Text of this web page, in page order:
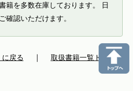
籍を多数在庫しております。 日
確認いただけます。
戻る 取扱書籍一覧トップ